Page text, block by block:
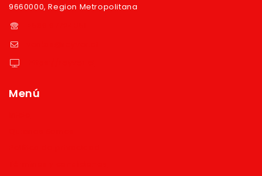
9660000, Region Metropolitana
Menú